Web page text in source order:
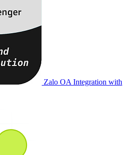
Zalo OA Integration with